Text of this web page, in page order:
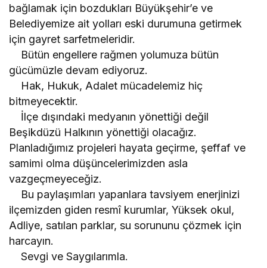
bağlamak için bozdukları Büyükşehir’e ve
Belediyemize ait yolları eski durumuna getirmek
için gayret sarfetmeleridir.
Bütün engellere rağmen yolumuza bütün
gücümüzle devam ediyoruz.
Hak, Hukuk, Adalet mücadelemiz hiç
bitmeyecektir.
İlçe dışındaki medyanın yönettiği değil
Beşikdüzü Halkının yönettiği olacağız.
Planladığımız projeleri hayata geçirme, şeffaf ve
samimi olma düşüncelerimizden asla
vazgeçmeyeceğiz.
Bu paylaşımları yapanlara tavsiyem enerjinizi
ilçemizden giden resmî kurumlar, Yüksek okul,
Adliye, satılan parklar, su sorununu çözmek için
harcayın.
Sevgi ve Saygılarımla.